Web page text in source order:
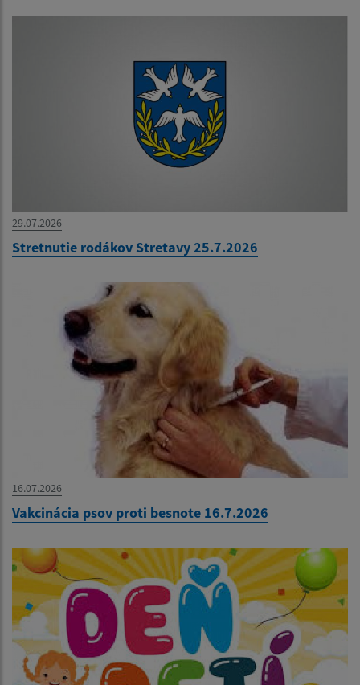
29.07.2026
Stretnutie rodákov Stretavy 25.7.2026
16.07.2026
Vakcinácia psov proti besnote 16.7.2026